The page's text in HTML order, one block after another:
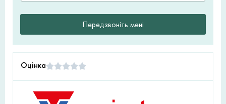
Передзвоніть мені
Оцінка